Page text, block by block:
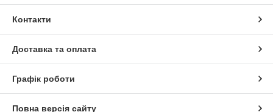
Контакти
Доставка та оплата
Графік роботи
Повна версія сайту